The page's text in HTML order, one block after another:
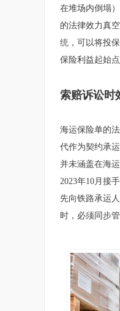
在堆场内倒塌
的法律效力真
统 ，可以将投
保险利益起始
索赔诉讼时
海运保险单的
代作为契约承
并未涵盖在海
2023年10月接
先向铁路承运
时，必须同步